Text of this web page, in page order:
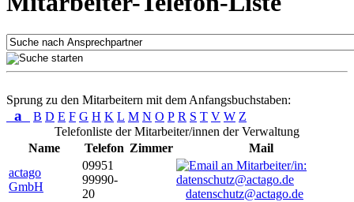
Sprung zu den Mitarbeitern mit dem Anfangsbuchstaben:
a B D E F G H K L M N O P R S T V W Z
Telefonliste der Mitarbeiter/innen der Verwaltung
Name
Telefon Zimmer
Mail
actago
GmbH
09951
99990-
20
datenschutz@actago.de